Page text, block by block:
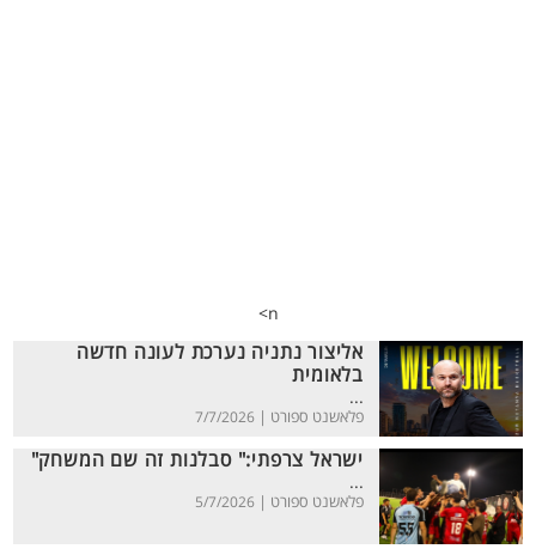
n>
אליצור נתניה נערכת לעונה חדשה
בלאומית
...
פלאשנט ספורט | 7/7/2026
ישראל צרפתי:" סבלנות זה שם המשחק"
...
פלאשנט ספורט | 5/7/2026